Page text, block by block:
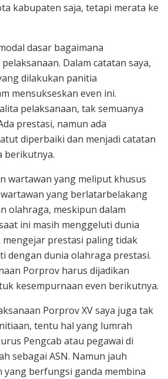
kabupaten saja, tetapi merata ke
dasar bagaimana
Dalam catatan saya,
dilakukan panitia
mensukseskan even ini.
pelaksanaan, tak semuanya
prestasi, namun ada
diperbaiki dan menjadi catatan
berikutnya.
wartawan yang meliput khusus
yang berlatarbelakang
olahraga, meskipun dalam
ini masih menggeluti dunia
prestasi paling tidak
dengan dunia olahraga prestasi.
Porprov harus dijadikan
kesempurnaan even berikutnya.
Porprov XV saya juga tak
tentu hal yang lumrah
Pengcab atau pegawai di
sebagai ASN. Namun jauh
yang berfungsi ganda membina